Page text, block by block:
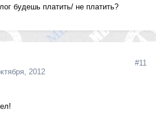
будешь платить/ не платить?
2012
#11